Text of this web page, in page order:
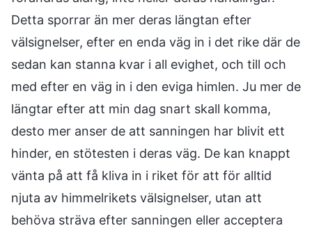
Detta sporrar än mer deras längtan efter
välsignelser, efter en enda väg in i det rike där de
sedan kan stanna kvar i all evighet, och till och
med efter en väg in i den eviga himlen. Ju mer de
längtar efter att min dag snart skall komma,
desto mer anser de att sanningen har blivit ett
hinder, en stötesten i deras väg. De kan knappt
vänta på att få kliva in i riket för att för alltid
njuta av himmelrikets välsignelser, utan att
behöva sträva efter sanningen eller acceptera